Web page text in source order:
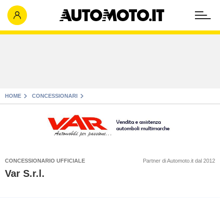
HOME CONCESSIONARI
CONCESSIONARIO UFFICIALE Partner di Automoto.it dal 2012
Var S.r.l.